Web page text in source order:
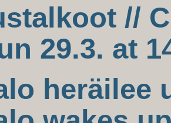
//
29.3. at
heräilee